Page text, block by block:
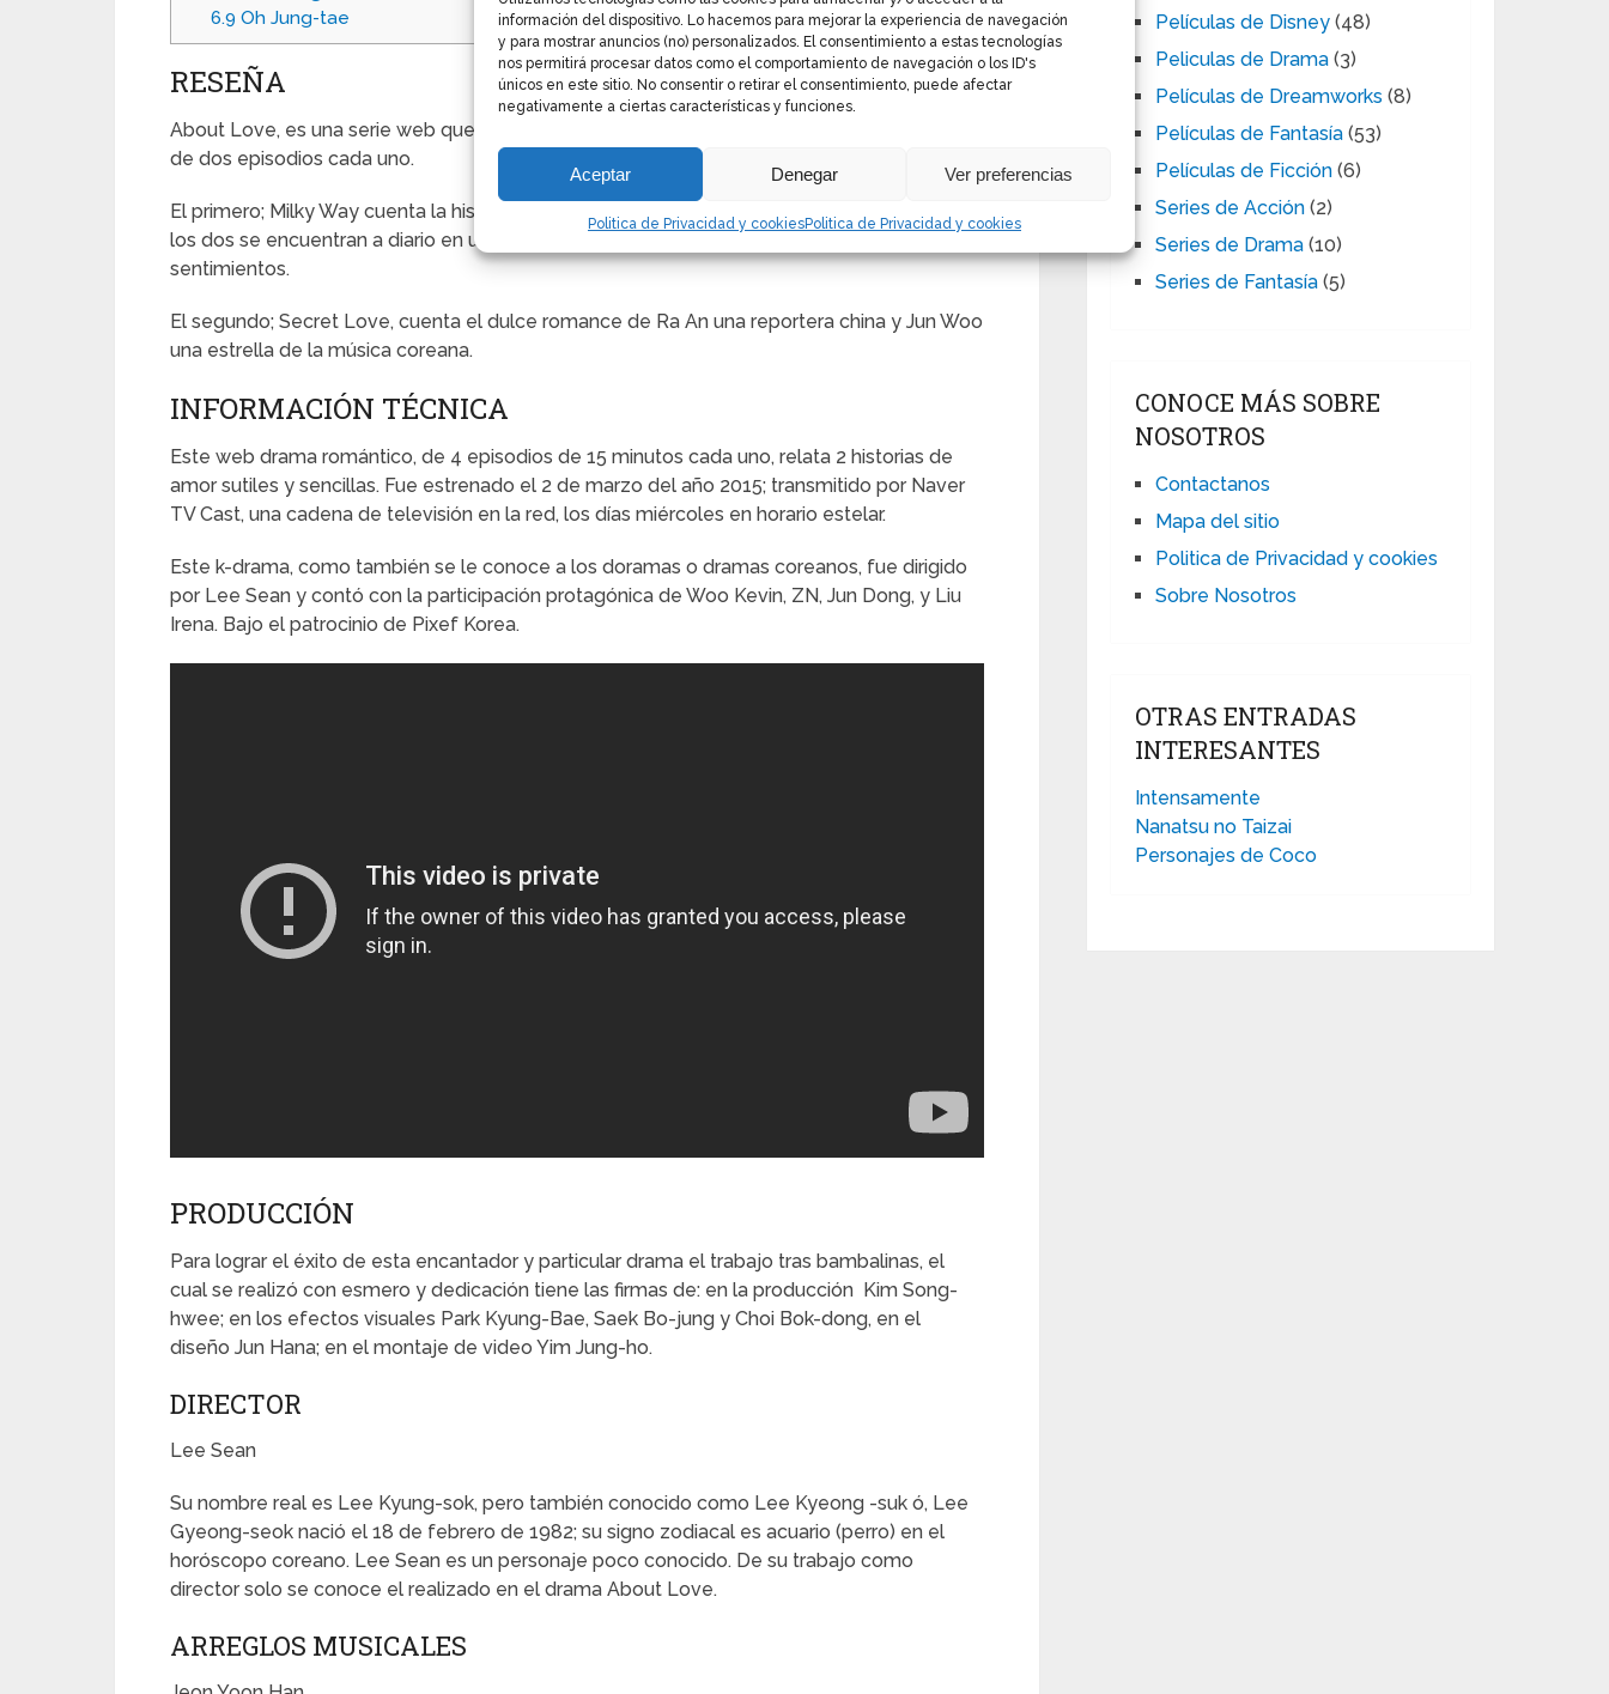
información del dispositivo. Lo hacemos para mejorar la experiencia de navegación
y para mostrar anuncios (no) personalizados. El consentimiento a estas tecnologías
nos permitirá procesar datos como el comportamiento de navegación o los ID's
únicos en este sitio. No consentir o retirar el consentimiento, puede afectar
negativamente a ciertas características y funciones.
Aceptar Denegar Ver preferencias
Politica de Privacidad y cookiesPolitica de Privacidad y cookies
6.9 Oh Jung-tae
RESEÑA
About Love, es una serie web que consta de cuatro episodios, dividido en dos segmentos;
de dos episodios cada uno.
El primero; Milky Way cuenta la historia de Kevin un barista y Ma Ri una estudiante de chino;
los dos se encuentran a diario en un café, pero ninguno se atreve a confesarle al otro sus
sentimientos.
El segundo; Secret Love, cuenta el dulce romance de Ra An una reportera china y Jun Woo
una estrella de la música coreana.
INFORMACIÓN TÉCNICA
Este web drama romántico, de 4 episodios de 15 minutos cada uno, relata 2 historias de
amor sutiles y sencillas. Fue estrenado el 2 de marzo del año 2015; transmitido por Naver
TV Cast, una cadena de televisión en la red, los días miércoles en horario estelar.
Este k-drama, como también se le conoce a los doramas o dramas coreanos, fue dirigido
por Lee Sean y contó con la participación protagónica de Woo Kevin, ZN, Jun Dong, y Liu
Irena. Bajo el patrocinio de Pixef Korea.
PRODUCCIÓN
Para lograr el éxito de esta encantador y particular drama el trabajo tras bambalinas, el
cual se realizó con esmero y dedicación tiene las firmas de: en la producción Kim Song-
hwee; en los efectos visuales Park Kyung-Bae, Saek Bo-jung y Choi Bok-dong, en el
diseño Jun Hana; en el montaje de video Yim Jung-ho.
DIRECTOR
Lee Sean
Su nombre real es Lee Kyung-sok, pero también conocido como Lee Kyeong -suk ó, Lee
Gyeong-seok nació el 18 de febrero de 1982; su signo zodiacal es acuario (perro) en el
horóscopo coreano. Lee Sean es un personaje poco conocido. De su trabajo como
director solo se conoce el realizado en el drama About Love.
ARREGLOS MUSICALES
Películas de Disney (48)
Peliculas de Drama (3)
Películas de Dreamworks (8)
Películas de Fantasía (53)
Películas de Ficción (6)
Series de Acción (2)
Series de Drama (10)
Series de Fantasía (5)
CONOCE MÁS SOBRE
NOSOTROS
Contactanos
Mapa del sitio
Politica de Privacidad y cookies
Sobre Nosotros
OTRAS ENTRADAS
INTERESANTES
Intensamente
Nanatsu no Taizai
Personajes de Coco